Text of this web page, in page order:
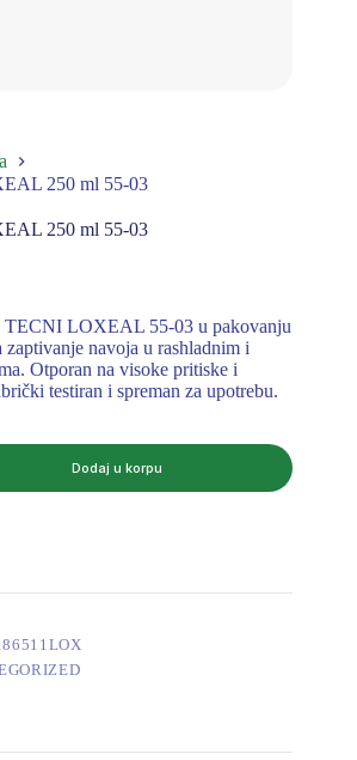
250 ml 55-03
250 ml 55-03
TECNI LOXEAL 55-03 u pakovanju
navoja u rashladnim i
Otporan na visoke pritiske i
testiran i spreman za upotrebu.
Dodaj u korpu